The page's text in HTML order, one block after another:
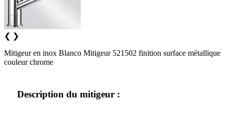
❮ ❯
Mitigeur en inox Blanco Mitigeur 521502 finition surface métallique
couleur chrome
Description du mitigeur :